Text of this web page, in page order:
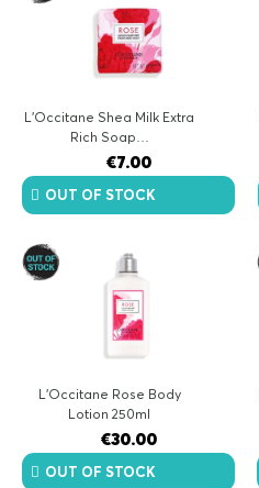
L'Occitane Shea Milk Extra
Rich Soap…
€7.00
OUT OF STOCK
L'Occitane Rose Body
Lotion 250ml
€30.00
OUT OF STOCK